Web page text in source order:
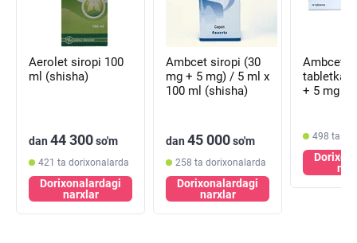
Aerolet siropi 100
ml (shisha)
dan 44 300so'm
421 ta dorixonalarda
Dorixonalardagi
narxlar
Ambcet siropi (30
mg + 5 mg) / 5 ml x
100 ml (shisha)
dan 45 000so'm
258 ta dorixonalarda
Dorixonalardagi
narxlar
Ambcet
+ 5 mg
498 ta